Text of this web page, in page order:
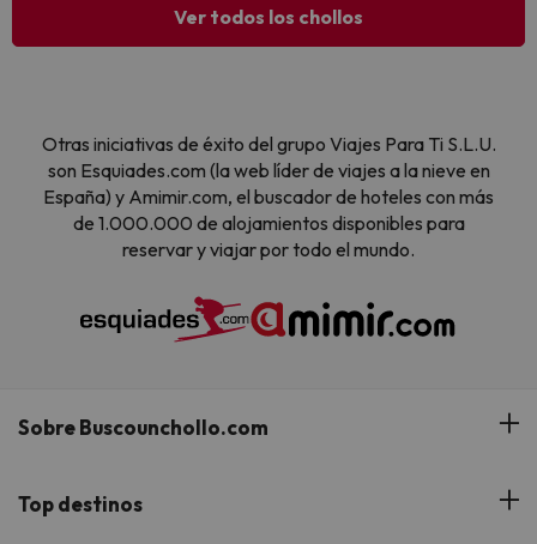
Ver todos los chollos
Otras iniciativas de éxito del grupo Viajes Para Ti S.L.U.
son Esquiades.com (la web líder de viajes a la nieve en
España) y Amimir.com, el buscador de hoteles con más
de 1.000.000 de alojamientos disponibles para
reservar y viajar por todo el mundo.
Sobre Buscounchollo.com
¿Quiénes somos?
Top destinos